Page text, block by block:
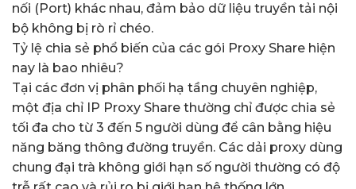
nối (Port) khác nhau, đảm bảo dữ liệu truyền tải nội
bộ không bị rò rỉ chéo.
Tỷ lệ chia sẻ phổ biến của các gói Proxy Share hiện
nay là bao nhiêu?
Tại các đơn vị phân phối hạ tầng chuyên nghiệp,
một địa chỉ IP Proxy Share thường chỉ được chia sẻ
tối đa cho từ 3 đến 5 người dùng để cân bằng hiệu
năng băng thông đường truyền. Các dải proxy dùng
chung đại trà không giới hạn số người thường có độ